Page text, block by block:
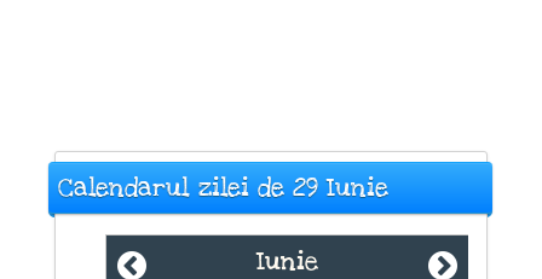
Calendarul zilei de 29 Iunie
Iunie